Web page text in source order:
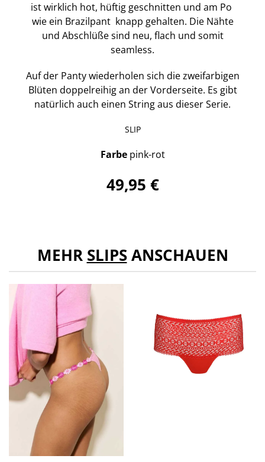
ist wirklich hot, hüftig geschnitten und am Po
wie ein Brazilpant knapp gehalten. Die Nähte
und Abschlüße sind neu, flach und somit
seamless.
Auf der Panty wiederholen sich die zweifarbigen
Blüten doppelreihig an der Vorderseite. Es gibt
natürlich auch einen String aus dieser Serie.
SLIP
Farbepink-rot
49,95 €
MEHR SLIPSANSCHAUEN